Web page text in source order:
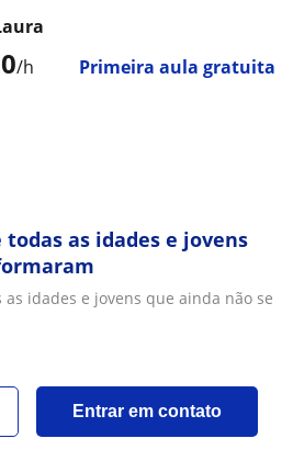
/h Primeira aula gratuita
todas as idades e jovens
idades e jovens que ainda não se
Entrar em contato